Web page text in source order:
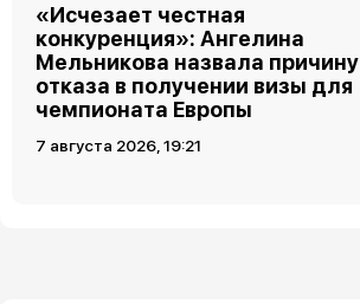
«Исчезает честная
конкуренция»: Ангелина
Мельникова назвала причину
отказа в получении визы для
чемпионата Европы
7 августа 2026, 19:21